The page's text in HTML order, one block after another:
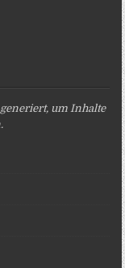
um Inhalte